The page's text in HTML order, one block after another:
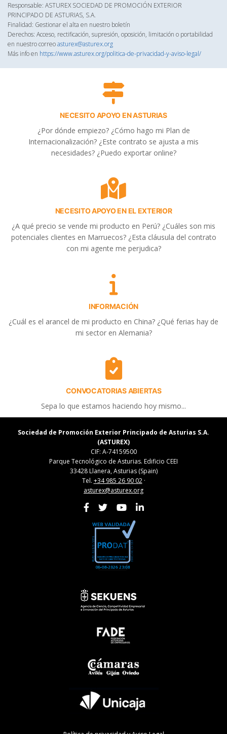
Responsable: ASTUREX SOCIEDAD DE PROMOCIÓN EXTERIOR
PRINCIPADO DE ASTURIAS, S.A.
Finalidad: Gestionar el alta en nuestro boletín
Derechos: Acceso, rectificación, supresión, oposición, limitación o portabilidad
en nuestro correoasturex@asturex.org
Más info en https://www.asturex.org/politica-de-privacidad-y-aviso-legal/
NECESITO APOYO EN ASTURIAS
¿Por dónde empiezo? ¿Cómo hago mi Plan de
Internacionalización? ¿Este contrato se ajusta a mis
necesidades? ¿Puedo exportar online?
NECESITO APOYO EN EL EXTERIOR
¿A qué precio se vende mi producto en Perú? ¿Cuáles son mis
potenciales clientes en Marruecos? ¿Esta cláusula del contrato
con mi agente me perjudica?
INFORMACIÓN
¿Cuál es el arancel de mi producto en China? ¿Qué ferias hay de
mi sector en Alemania?
CONVOCATORIAS ABIERTAS
Sepa lo que estamos haciendo hoy mismo...
Sociedad de Promoción Exterior Principado de Asturias S.A.
(ASTUREX)
CIF: A-74159500
Parque Tecnológico de Asturias. Edificio CEEI
33428 Llanera, Asturias (Spain)
Tel. +34 985 26 90 02·
asturex@asturex.org